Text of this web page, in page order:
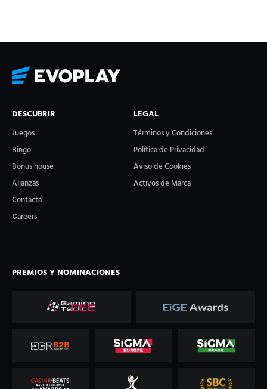
DESCUBRIR
Juegos
Bingo
Bonus house
Alianzas
Contacta
Сareers
LEGAL
Términos y Condiciones
Política de Privacidad
Aviso de Cookies
Activos de Marca
PREMIOS Y NOMINACIONES